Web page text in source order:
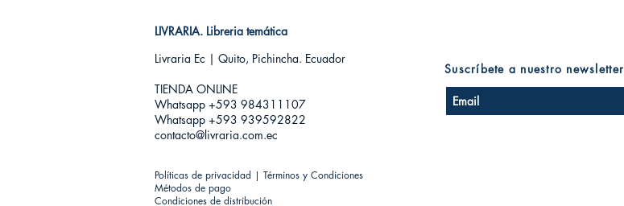
LIVRARIA. Libreria temática
Livraria Ec | Quito, Pichincha. Ecuador
TIENDA ONLINE​
Whatsapp +593 984311107
Whatsapp +593 939592822
contacto@livraria.com.ec
Políticas de privacidad | Términos y Condiciones
Métodos de pago
Condiciones de distribución
Suscríbete a nuestro newsletter